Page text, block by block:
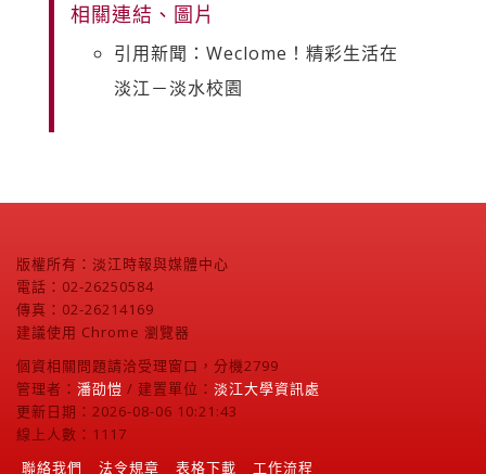
相關連結、圖片
引用新聞：Weclome！精彩生活在
淡江－淡水校園
版權所有：淡江時報與媒體中心
電話：02-26250584
傳真：02-26214169
建議使用 Chrome 瀏覽器
個資相關問題請洽受理窗口，分機2799
管理者： 潘劭愷 / 建置單位： 淡江大學資訊處
更新日期：2026-08-06 10:21:43
線上人數：1117
聯絡我們
法令規章 表格下載 工作流程